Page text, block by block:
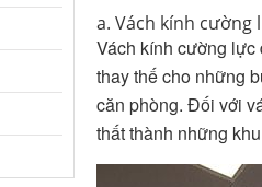
a. Vách kính cường
Vách kính cường lực
thay thế cho những
căn phòng. Đối với
thất thành những